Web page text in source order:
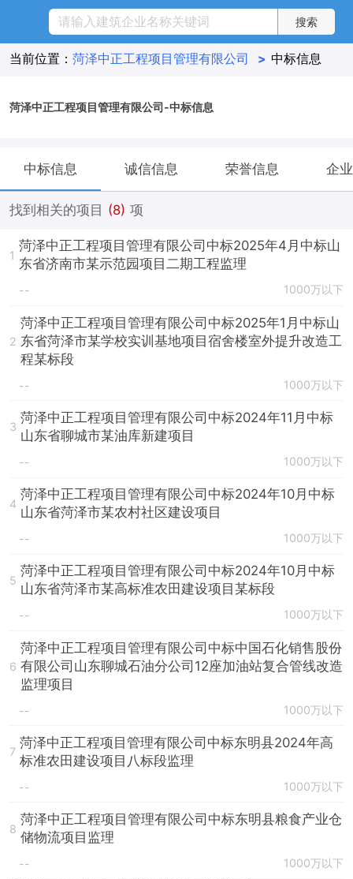
当前位置： 菏泽中正工程项目管理有限公司 > 中标信息
菏泽中正工程项目管理有限公司-中标信息
中标信息 诚信信息 荣誉信息 企
找到相关的项目 (8) 项
1
菏泽中正工程项目管理有限公司中标2025年4月中标山
东省济南市某示范园项目二期工程监理
-- 1000万以下
2
菏泽中正工程项目管理有限公司中标2025年1月中标山
东省菏泽市某学校实训基地项目宿舍楼室外提升改造工
程某标段
-- 1000万以下
3
菏泽中正工程项目管理有限公司中标2024年11月中标
山东省聊城市某油库新建项目
-- 1000万以下
4
菏泽中正工程项目管理有限公司中标2024年10月中标
山东省菏泽市某农村社区建设项目
-- 1000万以下
5
菏泽中正工程项目管理有限公司中标2024年10月中标
山东省菏泽市某高标准农田建设项目某标段
-- 1000万以下
6
菏泽中正工程项目管理有限公司中标中国石化销售股份
有限公司山东聊城石油分公司12座加油站复合管线改造
监理项目
-- 1000万以下
7
菏泽中正工程项目管理有限公司中标东明县2024年高
标准农田建设项目八标段监理
-- 1000万以下
8
菏泽中正工程项目管理有限公司中标东明县粮食产业仓
储物流项目监理
-- 1000万以下